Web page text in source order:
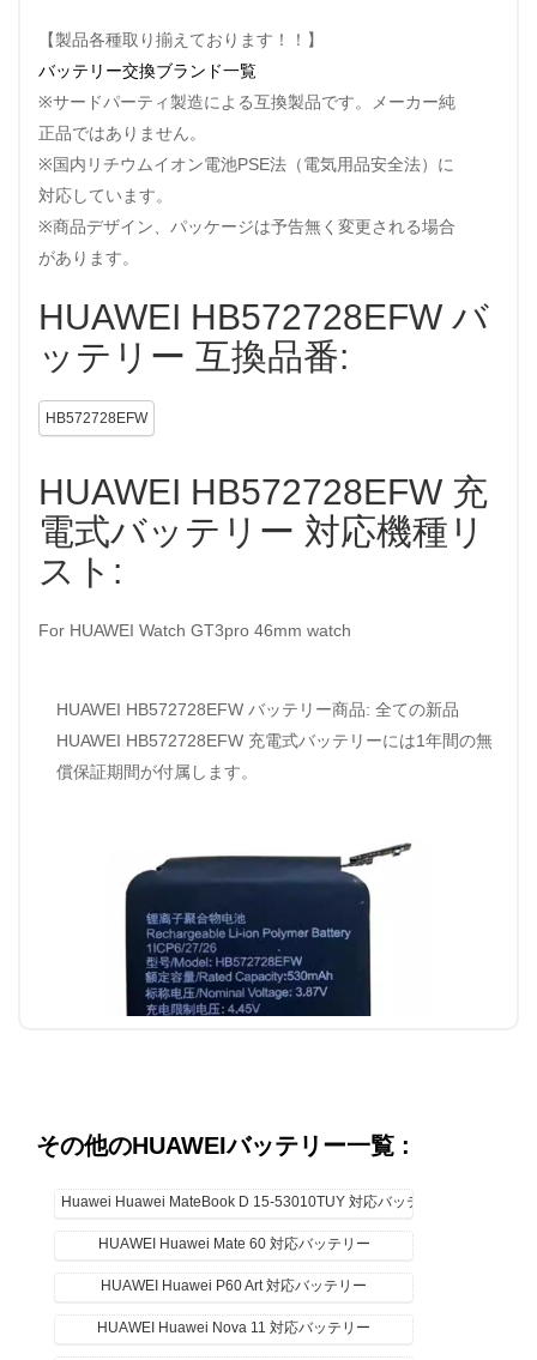
【製品各種取り揃えております！！】
バッテリー交換ブランド一覧
※サードパーティ製造による互換製品です。メーカー純
正品ではありません。
※国内リチウムイオン電池PSE法（電気用品安全法）に
対応しています。
※商品デザイン、パッケージは予告無く変更される場合
があります。
HUAWEI HB572728EFW バ
ッテリー 互換品番:
HB572728EFW
HUAWEI HB572728EFW 充
電式バッテリー 対応機種リ
スト:
For HUAWEI Watch GT3pro 46mm watch
HUAWEI HB572728EFW バッテリー商品: 全ての新品
HUAWEI HB572728EFW 充電式バッテリーには1年間の無
償保証期間が付属します。
その他のHUAWEIバッテリー一覧 :
Huawei Huawei MateBook D 15-53010TUY 対応バッテリー
HUAWEI Huawei Mate 60 対応バッテリー
HUAWEI Huawei P60 Art 対応バッテリー
HUAWEI Huawei Nova 11 対応バッテリー